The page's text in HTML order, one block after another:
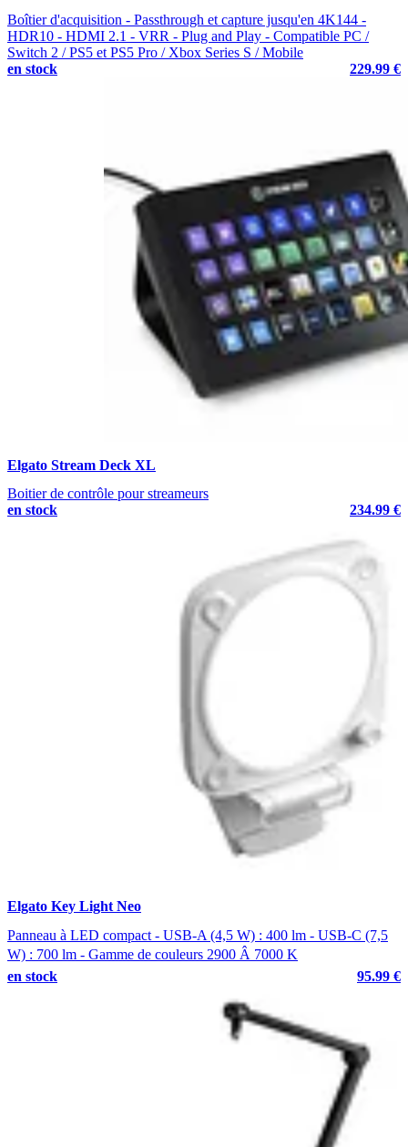
Boîtier d'acquisition - Passthrough et capture jusqu'en 4K144 -
HDR10 - HDMI 2.1 - VRR - Plug and Play - Compatible PC /
Switch 2 / PS5 et PS5 Pro / Xbox Series S / Mobile
en stock
229.99 €
Elgato Stream Deck XL
Boitier de contrôle pour streameurs
en stock
234.99 €
Elgato Key Light Neo
Panneau à LED compact - USB-A (4,5 W) : 400 lm - USB-C (7,5
W) : 700 lm - Gamme de couleurs 2900 Â 7000 K
en stock
95.99 €